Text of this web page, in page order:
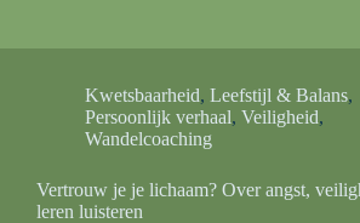
Kwetsbaarheid, Leefstijl & Balans,
Persoonlijk verhaal, Veiligheid,
Wandelcoaching
Vertrouw je je lichaam? Over angst,
leren luisteren